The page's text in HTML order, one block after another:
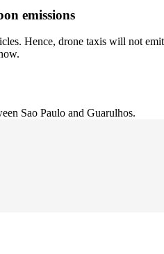
emissions
Hence, drone taxis will not
Sao Paulo and Guarulhos.